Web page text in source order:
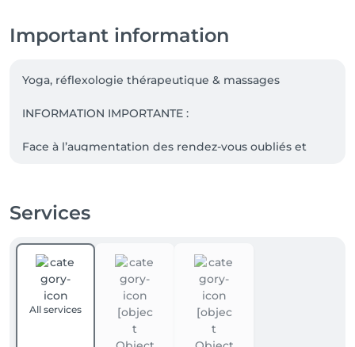
Important information
Yoga, réflexologie thérapeutique & massages
INFORMATION IMPORTANTE :
Face à l’augmentation des rendez-vous oubliés et
facturé dans son intégralité.
Cette mesure permet de respecter l’organisation des
rendez-vous et des cours, les places réservées ainsi
que le temps et l’engagement de chaque professeur
et praticienne.
En tant que réflexologue, je réserve également un
Services
All services